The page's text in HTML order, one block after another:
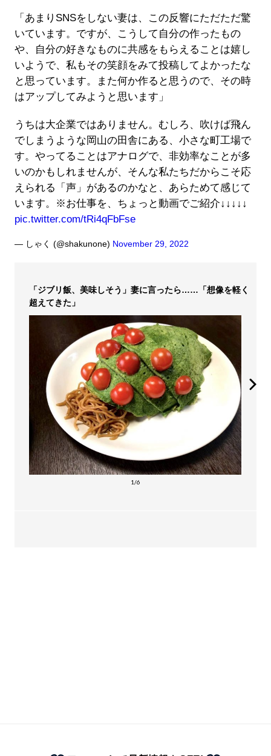
「あまりSNSをしない妻は、この反響にただただ驚
いています。ですが、こうして自分の作ったもの
や、自分の好きなものに共感をもらえることは嬉し
いようで、私もその笑顔をみて投稿してよかったな
と思っています。また何か作ると思うので、その時
はアップしてみようと思います」
うちは大企業ではありません。むしろ、吹けば飛ん
でしまうような岡山の田舎にある、小さな町工場で
す。やってることはアナログで、非効率なことが多
いのかもしれませんが、そんな私たちだからこそ応
えられる「声」があるのかなと、あらためて感じて
います。※お仕事を、ちょっと動画でご紹介↓↓↓↓↓
pic.twitter.com/tRi4qFbFse
— しゃく (@shakunone) November 29, 2022
「ジブリ飯、美味しそう」妻に言ったら……「想像を軽く
超えてきた」
1/6